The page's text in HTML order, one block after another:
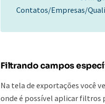
Contatos/Empresas/
Filtrando campos
Na tela de exportações você
onde é possível aplicar filtros